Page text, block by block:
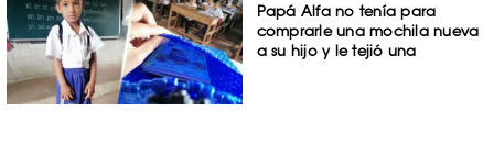
Papá Alfa no tenía para
comprarle una mochila nueva
a su hijo y le tejió una